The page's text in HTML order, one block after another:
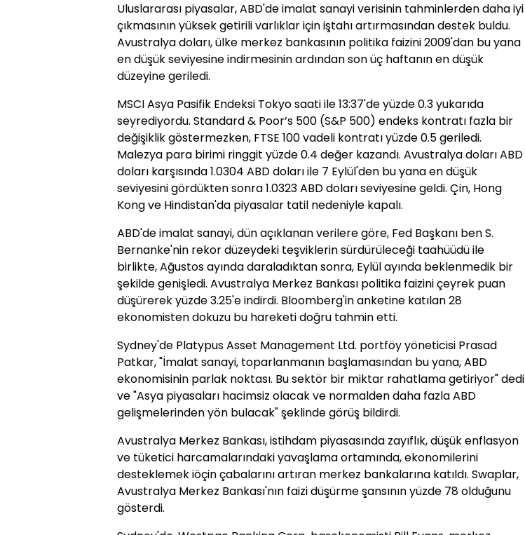
Uluslararası piyasalar, ABD'de imalat sanayi verisinin tahminlerden daha iyi
çıkmasının yüksek getirili varlıklar için iştahı artırmasından destek buldu.
Avustralya doları, ülke merkez bankasının politika faizini 2009'dan bu yana
en düşük seviyesine indirmesinin ardından son üç haftanın en düşük
düzeyine geriledi.
MSCI Asya Pasifik Endeksi Tokyo saati ile 13:37'de yüzde 0.3 yukarıda
seyrediyordu. Standard & Poor’s 500 (S&P 500) endeks kontratı fazla bir
değişiklik göstermezken, FTSE 100 vadeli kontratı yüzde 0.5 geriledi.
Malezya para birimi ringgit yüzde 0.4 değer kazandı. Avustralya doları ABD
doları karşısında 1.0304 ABD doları ile 7 Eylül'den bu yana en düşük
seviyesini gördükten sonra 1.0323 ABD doları seviyesine geldi. Çin, Hong
Kong ve Hindistan'da piyasalar tatil nedeniyle kapalı.
ABD'de imalat sanayi, dün açıklanan verilere göre, Fed Başkanı ben S.
Bernanke'nin rekor düzeydeki teşviklerin sürdürüleceği taahüüdü ile
birlikte, Ağustos ayında daraladıktan sonra, Eylül ayında beklenmedik bir
şekilde genişledi. Avustralya Merkez Bankası politika faizini çeyrek puan
düşürerek yüzde 3.25'e indirdi. Bloomberg'in anketine katılan 28
ekonomisten dokuzu bu hareketi doğru tahmin etti.
Sydney'de Platypus Asset Management Ltd. portföy yöneticisi Prasad
Patkar, "İmalat sanayi, toparlanmanın başlamasından bu yana, ABD
ekonomisinin parlak noktası. Bu sektör bir miktar rahatlama getiriyor" dedi
ve "Asya piyasaları hacimsiz olacak ve normalden daha fazla ABD
gelişmelerinden yön bulacak" şeklinde görüş bildirdi.
Avustralya Merkez Bankası, istihdam piyasasında zayıflık, düşük enflasyon
ve tüketici harcamalarındaki yavaşlama ortamında, ekonomilerini
desteklemek iöçin çabalarını artıran merkez bankalarına katıldı. Swaplar,
Avustralya Merkez Bankası'nın faizi düşürme şansının yüzde 78 olduğunu
gösterdi.